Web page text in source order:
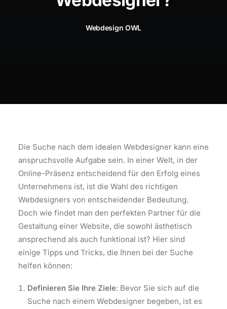
Webdesign OWL
Die Suche nach dem idealen Webdesigner kann eine
anspruchsvolle Aufgabe sein. In einer Welt, in der
Online-Präsenz entscheidend für den Erfolg eines
Unternehmens ist, ist die Wahl des richtigen
Webdesigners von entscheidender Bedeutung.
Doch wie findet man den perfekten Partner für die
Gestaltung einer Website, die sowohl ästhetisch
ansprechend als auch funktional ist? Hier sind
einige Tipps und Tricks, die Ihnen bei der Suche
helfen können:
Definieren Sie Ihre Ziele: Bevor Sie sich auf die
Suche nach einem Webdesigner begeben, ist es